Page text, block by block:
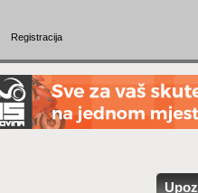
Registracija